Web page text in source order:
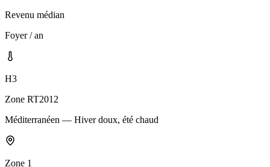
Revenu médian
Foyer / an
H3
Zone RT2012
Méditerranéen — Hiver doux, été chaud
Zone 1